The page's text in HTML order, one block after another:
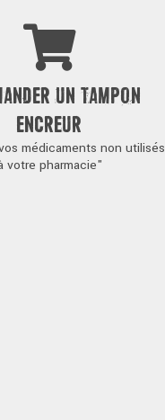
UN TAMPON
ENCREUR
médicaments non utilisés
votre pharmacie"